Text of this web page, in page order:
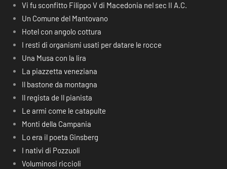
Vi fu sconfitto Filippo V di Macedonia nel sec II A.C.
Un Comune del Mantovano
Hotel con angolo cottura
I resti di organismi usati per datare le rocce
Una Musa con la lira
La piazzetta veneziana
Il bastone da montagna
Il regista de Il pianista
Le armi come le catapulte
Monti della Campania
Lo era il poeta Ginsberg
I nativi di Pozzuoli
Voluminosi riccioli